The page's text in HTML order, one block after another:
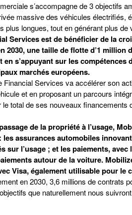
s’accompagne de 3 objectifs
massive des véhicules
plus longues, tout en générant plus de
Services est de bénéficier de la
2030, une taille de flotte d’1
s’appuyant sur les
marchés européens.
Services va accélérer son
et en proposant un parcours
total de ses nouveaux financements
de la propriété à l’usage,
assurances automobiles
sur l’usage ; et les paiements,
autour de la voiture.
Visa, également utilisable pour le
en 2030, 3,6 millions de contrats
que naturellement nous